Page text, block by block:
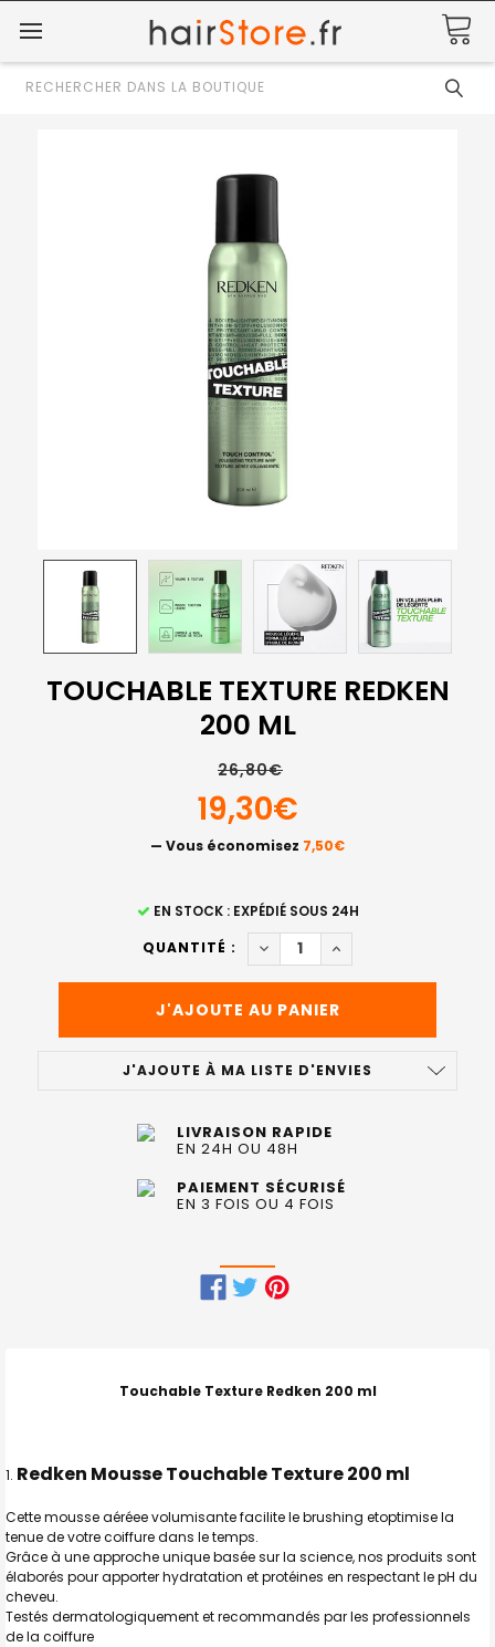
Rechercher
TOUCHABLE TEXTURE REDKEN
200 ML
26,80€
19,30€
— Vous économisez 7,50€
EN STOCK : EXPÉDIÉ SOUS 24H
QUANTITÉ :
DIMINUER LA QUANTITÉ DE
AUGMENTER LA
J'AJOUTE À MA LISTE D'ENVIES
LIVRAISON RAPIDE
EN 24H OU 48H
PAIEMENT SÉCURISÉ
EN 3 FOIS OU 4 FOIS
TOUT
SELECTIONNER
J'AJOUTE
LA
SÉLECTION
AU PANIER
Touchable Texture Redken 200 ml
Redken Mousse Touchable Texture 200 ml
Cette mousse aéréee volumisante facilite le brushing etoptimise la
tenue de votre coiffure dans le temps.
Grâce à une approche unique basée sur la science, nos produits sont
élaborés pour apporter hydratation et protéines en respectant le pH du
cheveu.
Testés dermatologiquement et recommandés par les professionnels
de la coiffure